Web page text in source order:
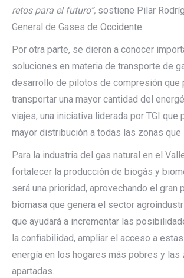
retos para el futuro”, sostiene Pilar
General de Gases de Occidente.
Por otra parte, se dieron a conocer
soluciones en materia de transporte de
desarrollo de pilotos de compresión que
transportar una mayor cantidad del
viajes, una iniciativa liderada por TGI que
mayor distribución a todas las zonas que
Para la industria del gas natural en el
fortalecer la producción de biogás y
será una prioridad, aprovechando el gran
biomasa que genera el sector
que ayudará a incrementar las
la confiabilidad, ampliar el acceso a
energía en los hogares más pobres y las
apartadas.